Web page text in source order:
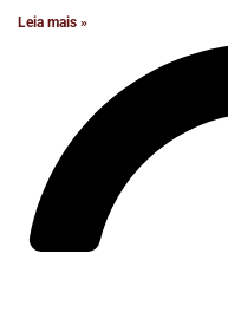
Leia mais »